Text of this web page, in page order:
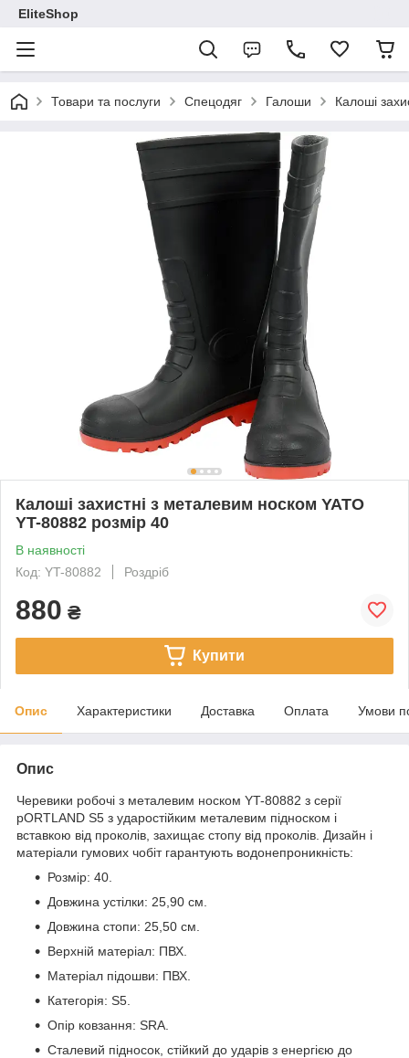
EliteShop
Товари та послуги Спецодяг Галоши Калоші
Калоші захистні з металевим носком YATO
YT-80882 розмір 40
В наявності
Код: YT-80882
Роздріб
880 ₴
Купити
Опис Характеристики Доставка Оплата Умови
Опис
Черевики робочі з металевим носком YT-80882 з серії
pORTLAND S5 з ударостійким металевим підноском і
вставкою від проколів, захищає стопу від проколів. Дизайн і
матеріали гумових чобіт гарантують водонепроникність:
Розмір: 40.
Довжина устілки: 25,90 см.
Довжина стопи: 25,50 см.
Верхній матеріал: ПВХ.
Матеріал підошви: ПВХ.
Категорія: S5.
Опір ковзання: SRA.
Сталевий підносок, стійкий до ударів з енергією до